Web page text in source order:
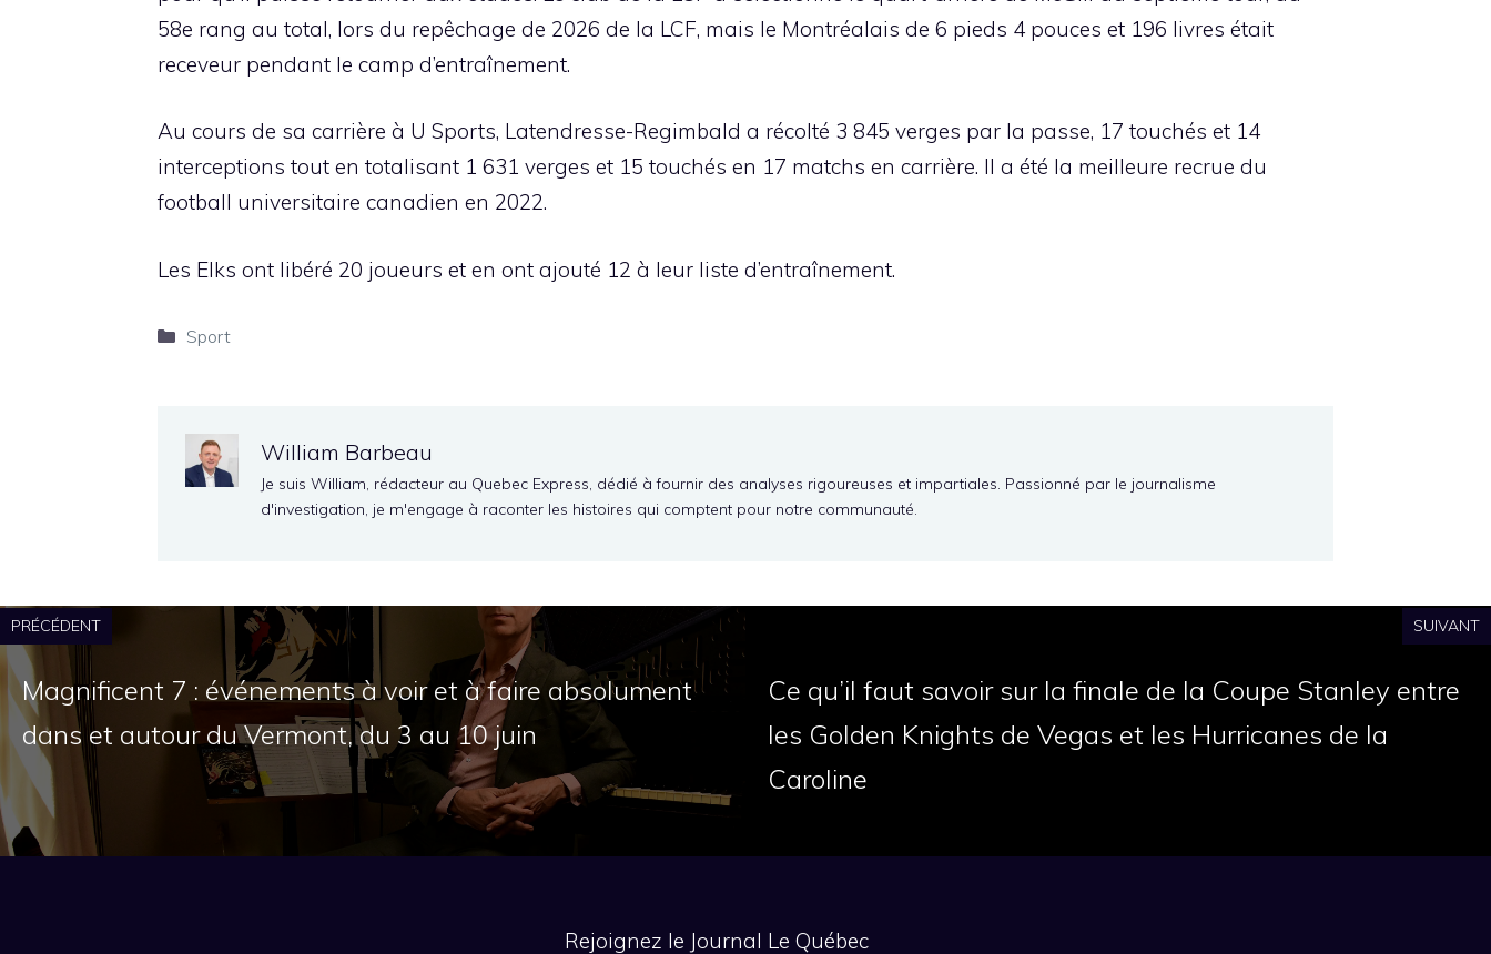
58e rang au total, lors du repêchage de 2026 de la LCF, mais le Montréalais de 6 pieds 4 pouces et 196 livres était
receveur pendant le camp d’entraînement.
Au cours de sa carrière à U Sports, Latendresse-Regimbald a récolté 3 845 verges par la passe, 17 touchés et 14
interceptions tout en totalisant 1 631 verges et 15 touchés en 17 matchs en carrière. Il a été la meilleure recrue du
football universitaire canadien en 2022.
Les Elks ont libéré 20 joueurs et en ont ajouté 12 à leur liste d’entraînement.
Catégories
Sport
William Barbeau
Je suis William, rédacteur au Quebec Express, dédié à fournir des analyses rigoureuses et impartiales. Passionné par le journalisme
d'investigation, je m'engage à raconter les histoires qui comptent pour notre communauté.
PRÉCÉDENT
Magnificent 7 : événements à voir et à faire absolument
dans et autour du Vermont, du 3 au 10 juin
SUIVANT
Ce qu’il faut savoir sur la finale de la Coupe Stanley entre
les Golden Knights de Vegas et les Hurricanes de la
Caroline
Rejoignez le Journal Le Québec